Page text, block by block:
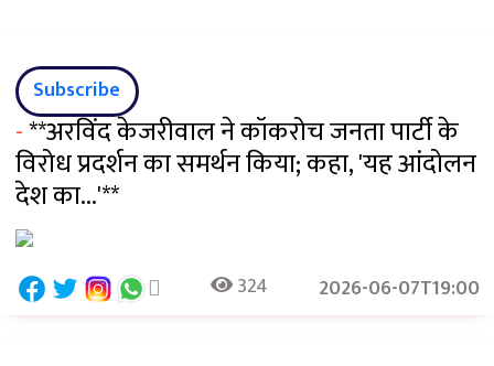
Subscribe
-**अरविंद केजरीवाल ने कॉकरोच जनता पार्टी के
विरोध प्रदर्शन का समर्थन किया; कहा, 'यह आंदोलन
देश का...'**
324 2026-06-07T19:00